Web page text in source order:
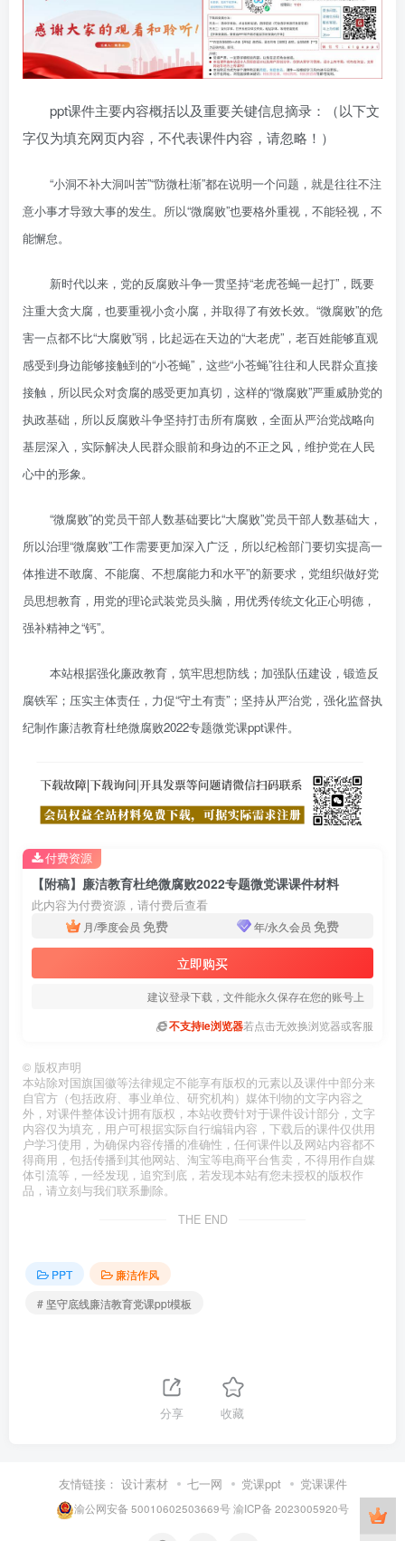
ppt课件主要内容概括以及重要关键信息摘录：（以下文
字仅为填充网页内容，不代表课件内容，请忽略！）
“小洞不补大洞叫苦”“防微杜渐”都在说明一个问题，就是往往不注
意小事才导致大事的发生。所以“微腐败”也要格外重视，不能轻视，不
能懈怠。
新时代以来，党的反腐败斗争一贯坚持“老虎苍蝇一起打”，既要
注重大贪大腐，也要重视小贪小腐，并取得了有效长效。“微腐败”的危
害一点都不比“大腐败”弱，比起远在天边的“大老虎”，老百姓能够直观
感受到身边能够接触到的“小苍蝇”，这些“小苍蝇”往往和人民群众直接
接触，所以民众对贪腐的感受更加真切，这样的“微腐败”严重威胁党的
执政基础，所以反腐败斗争坚持打击所有腐败，全面从严治党战略向
基层深入，实际解决人民群众眼前和身边的不正之风，维护党在人民
心中的形象。
“微腐败”的党员干部人数基础要比“大腐败”党员干部人数基础大，
所以治理“微腐败”工作需要更加深入广泛，所以纪检部门要切实提高一
体推进不敢腐、不能腐、不想腐能力和水平”的新要求，党组织做好党
员思想教育，用党的理论武装党员头脑，用优秀传统文化正心明德，
强补精神之“钙”。
本站根据强化廉政教育，筑牢思想防线；加强队伍建设，锻造反
腐铁军；压实主体责任，力促“守土有责”；坚持从严治党，强化监督执
纪制作廉洁教育杜绝微腐败2022专题微党课ppt课件。
【附稿】廉洁教育杜绝微腐败2022专题微党课课件材料
此内容为付费资源，请付费后查看
月/季度会员 免费 年/永久会员 免费
立即购买
建议登录下载，文件能永久保存在您的账号上
不支持ie浏览器若点击无效换浏览器或客服
付费资源
© 版权声明
本站除对国旗国徽等法律规定不能享有版权的元素以及课件中部分来
自官方（包括政府、事业单位、研究机构）媒体刊物的文字内容之
外，对课件整体设计拥有版权，本站收费针对于课件设计部分，文字
内容仅为填充，用户可根据实际自行编辑内容，下载后的课件仅供用
户学习使用，为确保内容传播的准确性，任何课件以及网站内容都不
得商用，包括传播到其他网站、淘宝等电商平台售卖，不得用作自媒
体引流等，一经发现，追究到底，若发现本站有您未授权的版权作
品，请立刻与我们联系删除。
THE END
PPT
廉洁作风
# 坚守底线廉洁教育党课ppt模板
分享 收藏
友情链接： 设计素材 七一网 党课ppt 党课课件
渝公网安备 50010602503669号渝ICP备 2023005920号